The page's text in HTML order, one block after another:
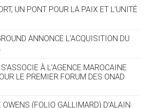
TIR À L'ARC
À BRISBANE SUR LA
DES JO 2032
OLYMPIQUE DES ARAVIS
UN PONT POUR LA PAIX ET L’UNITÉ
ANNONCE L’ACQUISITION DU
S’ASSOCIE À L’AGENCE MAROCAINE
LE PREMIER FORUM DES ONAD
OWENS (FOLIO GALLIMARD) D’ALAIN